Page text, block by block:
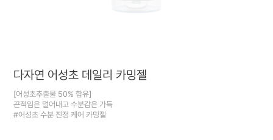
다자연 어성초 데일리 카밍젤
[어성초추출물 50% 함유]
끈적임은 덜어내고 수분감은 가득
#어성초 수분 진정 케어 카밍젤